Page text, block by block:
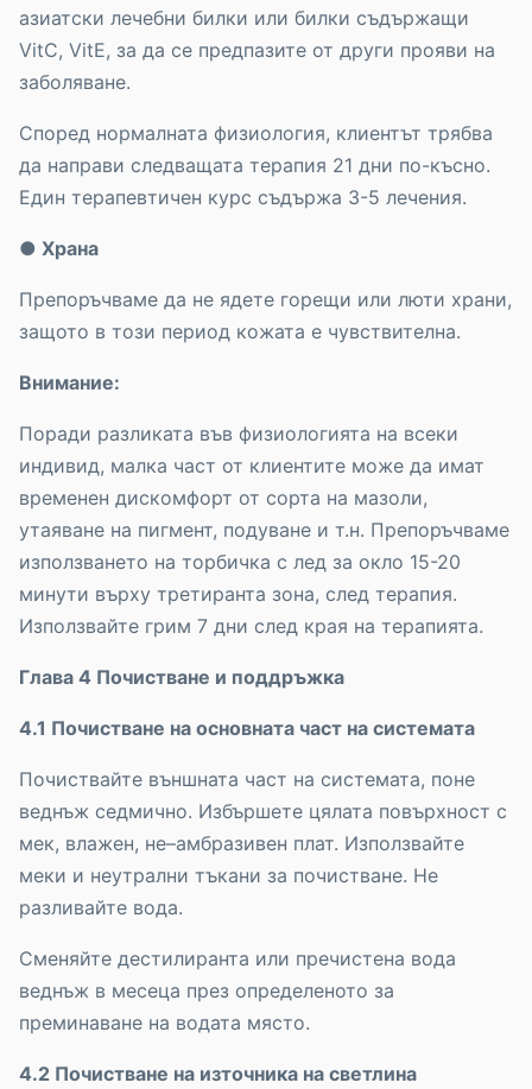
азиатски лечебни билки или билки съдържащи
VitC, VitE, за да се предпазите от други прояви на
заболяване.
Според нормалната физиология, клиентът трябва
да направи следващата терапия 21 дни по-късно.
Един терапевтичен курс съдържа 3-5 лечения.
● Храна
Препоръчваме да не ядете горещи или люти храни,
защото в този период кожата е чувствителна.
Внимание:
Поради разликата във физиологията на всеки
индивид, малка част от клиентите може да имат
временен дискомфорт от сорта на мазоли,
утаяване на пигмент, подуване и т.н. Препоръчваме
използването на торбичка с лед за окло 15-20
минути върху третиранта зона, след терапия.
Използвайте грим 7 дни след края на терапията.
Глава 4 Почистване и поддръжка
4.1 Почистване на основната част на системата
Почиствайте външната част на системата, поне
веднъж седмично. Избършете цялата повърхност с
мек, влажен, не–амбразивен плат. Използвайте
меки и неутрални тъкани за почистване. Не
разливайте вода.
Сменяйте дестилиранта или пречистена вода
веднъж в месеца през определеното за
преминаване на водата място.
4.2 Почистване на източника на светлина